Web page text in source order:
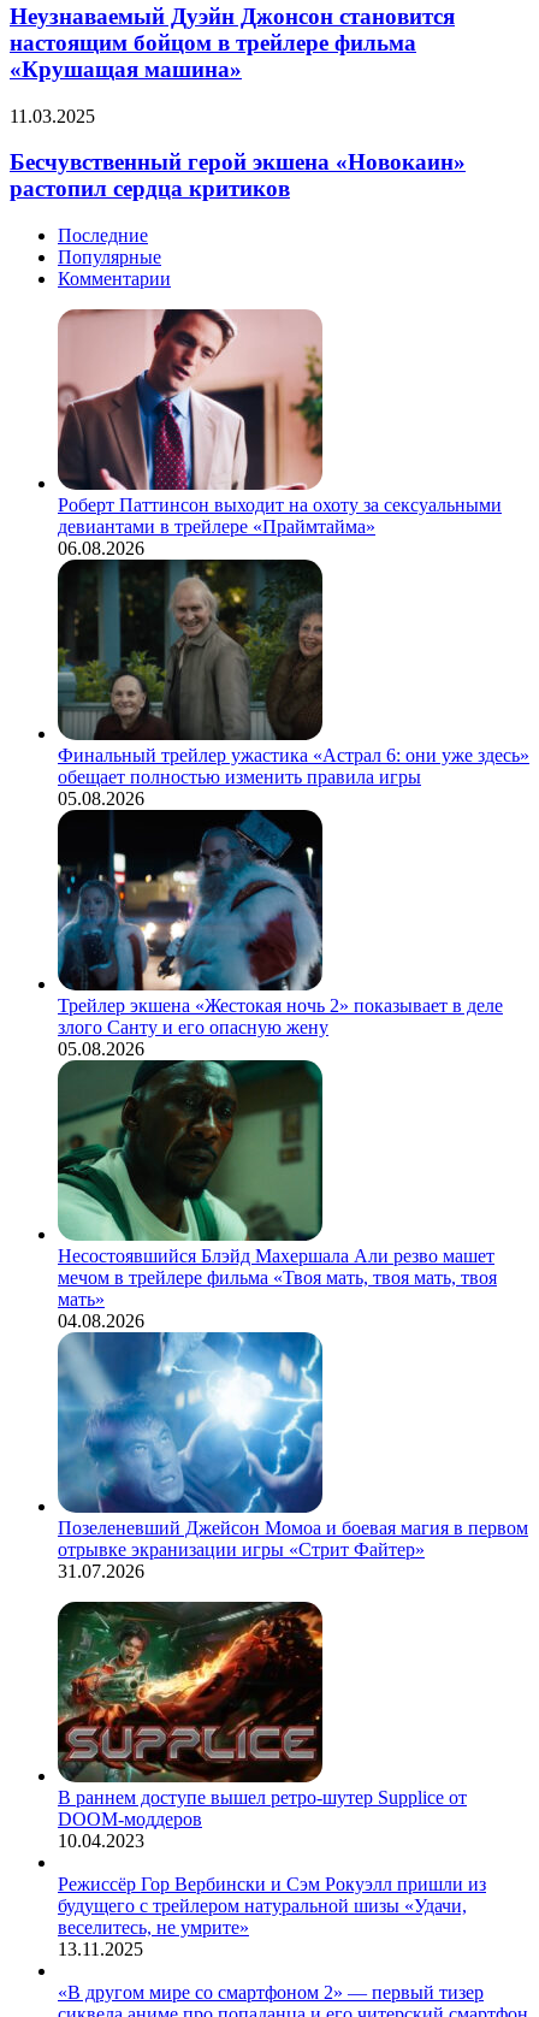
Disney+
на
2023
Джонсон
становится
настоящим
бойцом
трейлере
«Крушащая
машина»
Неузнаваемый Дуэйн Джонсон становится
настоящим бойцом в трейлере фильма
«Крушащая машина»
Бесчувственный
экшена
«Новокаин»
растопил
критиков
11.03.2025
Бесчувственный герой экшена «Новокаин»
растопил сердца критиков
Последние
Популярные
Комментарии
Роберт Паттинсон выходит на охоту за сексуальными
девиантами в трейлере «Праймтайма»
06.08.2026
Финальный трейлер ужастика «Астрал 6: они уже здесь»
обещает полностью изменить правила игры
05.08.2026
Трейлер экшена «Жестокая ночь 2» показывает в деле
злого Санту и его опасную жену
05.08.2026
Несостоявшийся Блэйд Махершала Али резво машет
мечом в трейлере фильма «Твоя мать, твоя мать, твоя
мать»
04.08.2026
Позеленевший Джейсон Момоа и боевая магия в первом
отрывке экранизации игры «Стрит Файтер»
31.07.2026
В раннем доступе вышел ретро-шутер Supplice от
DOOM-моддеров
10.04.2023
Режиссёр Гор Вербински и Сэм Рокуэлл пришли из
будущего с трейлером натуральной шизы «Удачи,
веселитесь, не умрите»
13.11.2025
«В другом мире со смартфоном 2» — первый тизер